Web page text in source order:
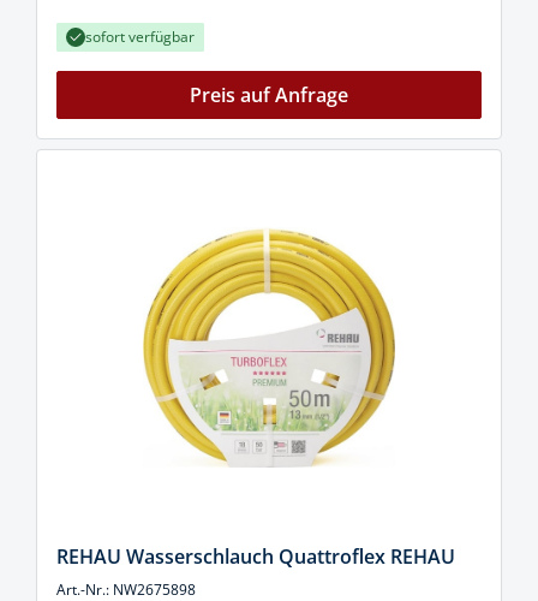
sofort verfügbar
Preis auf Anfrage
REHAU Wasserschlauch Quattroflex REHAU
Art.-Nr.: NW2675898